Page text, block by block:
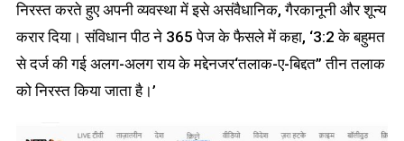
निरस्त करते हुए अपनी व्यवस्था में इसे असंवैधानिक, गैरकानूनी और शून्य
करार दिया। संविधान पीठ ने 365 पेज के फैसले में कहा, ‘3:2 के बहुमत
से दर्ज की गई अलग-अलग राय के मद्देनजर‘तलाक-ए-बिद्दत’’ तीन तलाक
को निरस्त किया जाता है।’